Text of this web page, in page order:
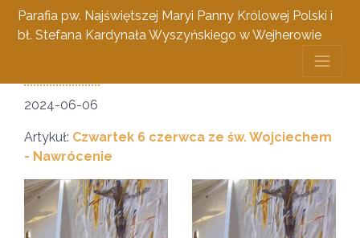
Parafia pw. Najświętszej Maryi Panny Królowej Polski i
bł. Stefana Kardynała Wyszyńskiego w Wejherowie
6 czerwca 2024
2024-06-06
Artykuł: Czwartek 6 czerwca ze św. Wojciechem
- Nawrócenie